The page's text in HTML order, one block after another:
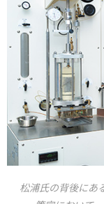
松浦氏の背後にあ